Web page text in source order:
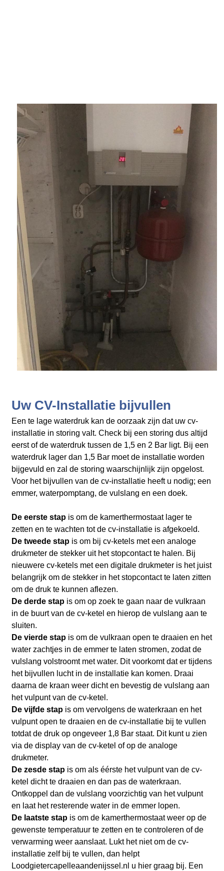
Uw CV-Installatie bijvullen
Een te lage waterdruk kan de oorzaak zijn dat uw cv-
installatie in storing valt. Check bij een storing dus altijd
eerst of de waterdruk tussen de 1,5 en 2 Bar ligt. Bij een
waterdruk lager dan 1,5 Bar moet de installatie worden
bijgevuld en zal de storing waarschijnlijk zijn opgelost.
Voor het bijvullen van de cv-installatie heeft u nodig; een
emmer, waterpomptang, de vulslang en een doek.
De eerste stapis om de kamerthermostaat lager te
zetten en te wachten tot de cv-installatie is afgekoeld.
De tweede stapis om bij cv-ketels met een analoge
drukmeter de stekker uit het stopcontact te halen. Bij
nieuwere cv-ketels met een digitale drukmeter is het juist
belangrijk om de stekker in het stopcontact te laten zitten
om de druk te kunnen aflezen.
De derde stapis om op zoek te gaan naar de vulkraan
in de buurt van de cv-ketel en hierop de vulslang aan te
sluiten.
De vierde stapis om de vulkraan open te draaien en het
water zachtjes in de emmer te laten stromen, zodat de
vulslang volstroomt met water. Dit voorkomt dat er tijdens
het bijvullen lucht in de installatie kan komen. Draai
daarna de kraan weer dicht en bevestig de vulslang aan
het vulpunt van de cv-ketel.
De vijfde stapis om vervolgens de waterkraan en het
vulpunt open te draaien en de cv-installatie bij te vullen
totdat de druk op ongeveer 1,8 Bar staat. Dit kunt u zien
via de display van de cv-ketel of op de analoge
drukmeter.
De zesde stapis om als éérste het vulpunt van de cv-
ketel dicht te draaien en dan pas de waterkraan.
Ontkoppel dan de vulslang voorzichtig van het vulpunt
en laat het resterende water in de emmer lopen.
De laatste stapis om de kamerthermostaat weer op de
gewenste temperatuur te zetten en te controleren of de
verwarming weer aanslaat. Lukt het niet om de cv-
installatie zelf bij te vullen, dan helpt
Loodgietercapelleaandenijssel.nl u hier graag bij. Een